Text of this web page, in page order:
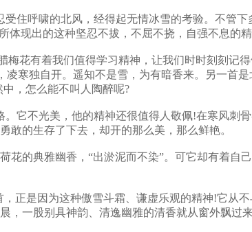
呼啸的北风，经得起无情冰雪的考验。不管下
现出的这种坚忍不拔，不屈不挠，自强不息的
有着我们值得学习精神，让我们时时刻刻记得
寒独自开。遥知不是雪，为有暗香来。另一首
，怎么能不叫人陶醉呢?
不光美，他的精神还很值得人敬佩!在寒风刺
敢的生存了下去，却开的那么美，那么鲜艳。
的典雅幽香，“出淤泥而不染”。可它却有着自
是因为这种傲雪斗霜、谦虚乐观的精神!它从
一股别具神韵、清逸幽雅的清香就从窗外飘过来